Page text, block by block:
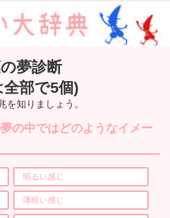
夢診断
全部で5個)
知りましょう。
の中ではどのようなイメー
明るい感じ
薄暗い感じ